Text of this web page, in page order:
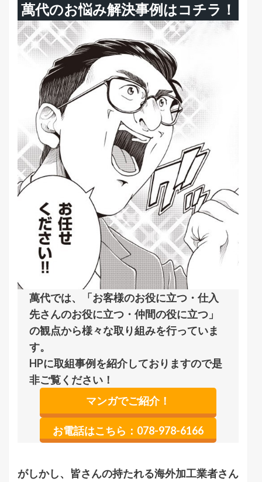
萬代のお悩み解決事例はコチラ！
萬代では、「お客様のお役に立つ・仕入
先さんのお役に立つ・仲間の役に立つ」
の観点から様々な取り組みを行っていま
す。
HPに取組事例を紹介しておりますので是
非ご覧ください！
マンガでご紹介！
お電話はこちら：078-978-6166
がしかし、皆さんの持たれる海外加工業者さん